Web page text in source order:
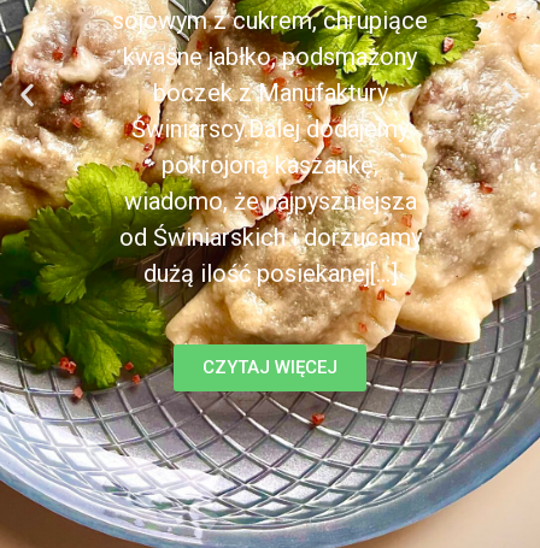
sojowym z cukrem, chrupiące
kwaśne jabłko, podsmażony
boczek z Manufaktury
Świniarscy.Dalej dodajemy
pokrojoną kaszankę,
wiadomo, że najpyszniejsza
od Świniarskich i dorzucamy
dużą ilość posiekanej[...]
CZYTAJ WIĘCEJ